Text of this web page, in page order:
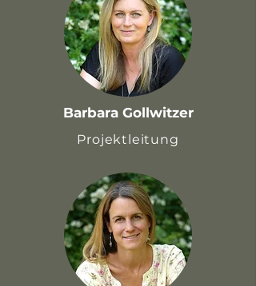
Barbara Gollwitzer
Projektleitung